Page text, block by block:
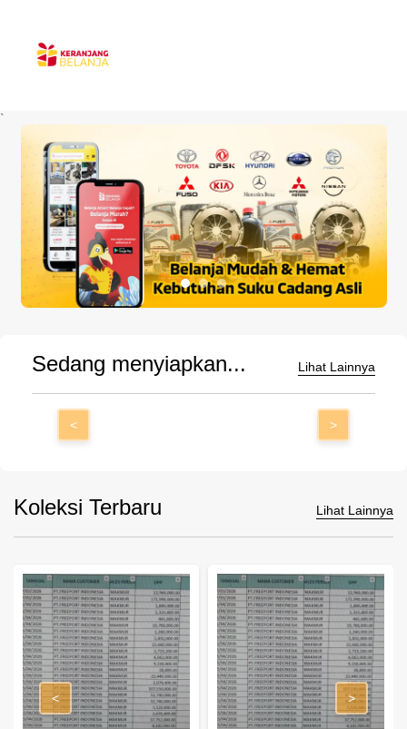
`
Sedang menyiapkan... Lihat Lainnya
< >
Koleksi Terbaru Lihat Lainnya
NOZZLE FUE
< >